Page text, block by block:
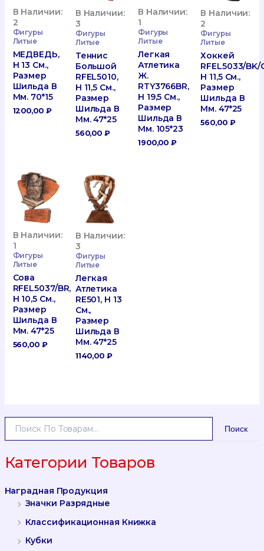
А
Т
:
Поиск
Категории Товаров
Наградная Продукция
Значки Разрядные
Классификационная Книжка
Кубки
В Наличии:
2
Фигуры
Литые
МЕДВЕДЬ,
H 13 См.,
Размер
Шильда В
Мм. 70*15
1200,00 ₽
В Наличии:
3
Фигуры
Литые
Теннис
Большой
RFEL5010,
H 11,5 См.,
Размер
Шильда В
Мм. 47*25
560,00₽
В Наличии:
1
Фигуры
Литые
Легкая
Атлетика
Ж.
RTY3766BR,
H 19,5 См.,
Размер
Шильда В
Мм. 105*23
1900,00₽
В Наличии:
2
Фигуры
Литые
Хоккей
RFEL5033/BK/
H 11,5 См.,
Размер
Шильда В
Мм. 47*25
560,00 ₽
В Наличии:
1
Фигуры
Литые
Сова
RFEL5037/BR,
H 10,5 См.,
Размер
Шильда В
Мм. 47*25
560,00 ₽
В Наличии:
3
Фигуры
Литые
Легкая
Атлетика
RE501, H 13
См.,
Размер
Шильда В
Мм. 47*25
1140,00 ₽